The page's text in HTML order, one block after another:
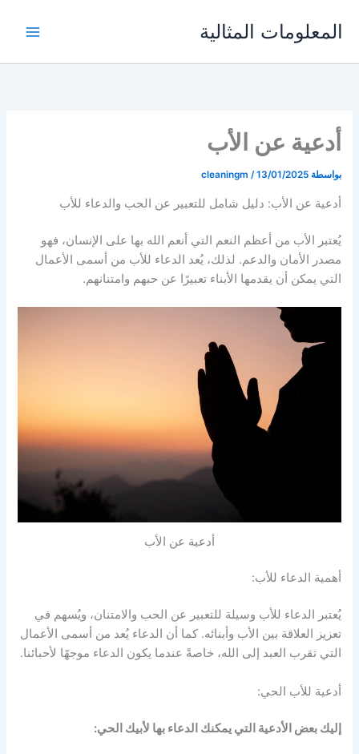
المعلومات المثالية
أدعية عن الأب
بواسطة cleaningm /13/01/2025
أدعية عن الأب: دليل شامل للتعبير عن الحب والدعاء للأب
يُعتبر الأب من أعظم النعم التي أنعم الله بها على الإنسان، فهو
مصدر الأمان والدعم. لذلك، يُعد الدعاء للأب من أسمى الأعمال
التي يمكن أن يقدمها الأبناء تعبيرًا عن حبهم وامتنانهم.
أدعية عن الأب
أهمية الدعاء للأب:
يُعتبر الدعاء للأب وسيلة للتعبير عن الحب والامتنان، ويُسهم في
تعزيز العلاقة بين الأب وأبنائه. كما أن الدعاء يُعد من أسمى الأعمال
التي تقرب العبد إلى الله، خاصةً عندما يكون الدعاء موجهًا لأحبائنا.
أدعية للأب الحي:
إليك بعض الأدعية التي يمكنك الدعاء بها لأبيك الحي: